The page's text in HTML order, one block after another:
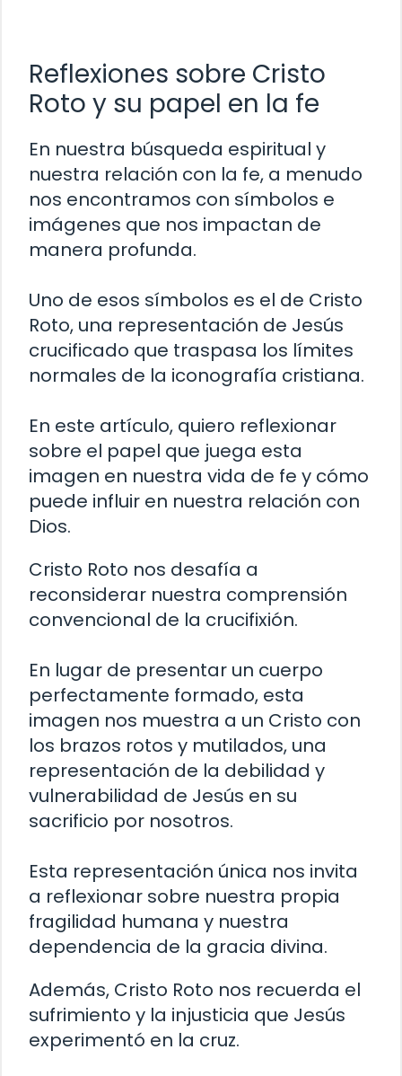
Reflexiones sobre Cristo
Roto y su papel en la fe
En nuestra búsqueda espiritual y
nuestra relación con la fe, a menudo
nos encontramos con símbolos e
imágenes que nos impactan de
manera profunda.
Uno de esos símbolos es el de Cristo
Roto, una representación de Jesús
crucificado que traspasa los límites
normales de la iconografía cristiana.
En este artículo, quiero reflexionar
sobre el papel que juega esta
imagen en nuestra vida de fe y cómo
puede influir en nuestra relación con
Dios.
Cristo Roto nos desafía a
reconsiderar nuestra comprensión
convencional de la crucifixión.
En lugar de presentar un cuerpo
perfectamente formado, esta
imagen nos muestra a un Cristo con
los brazos rotos y mutilados, una
representación de la debilidad y
vulnerabilidad de Jesús en su
sacrificio por nosotros.
Esta representación única nos invita
a reflexionar sobre nuestra propia
fragilidad humana y nuestra
dependencia de la gracia divina.
Además, Cristo Roto nos recuerda el
sufrimiento y la injusticia que Jesús
experimentó en la cruz.